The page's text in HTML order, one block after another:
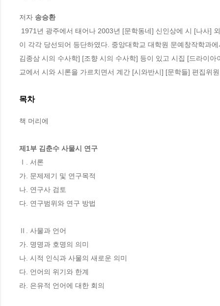
저자 송승환
이 각각 당선되어 등단하였다. 중앙대학교 대학원 문예창작학과
김종삼 시의 수사학] [조향 시의 수사학] 등이 있고 시집 [드라이
교에서 시와 시론을 가르치면서 계간 [시와반시] [문학들] 편집위
목차
책 머리에
제1부 김춘수 사물시 연구
Ⅰ. 서론
가. 문제제기 및 연구목적
나. 연구사 검토
다. 연구범위와 연구 방법
Ⅱ. 사물과 언어
가. 명명과 호명의 의미
나. 시적 인식과 사물의 새로운 의미
다. 언어의 위기와 한계
라. 은유적 언어에 대한 회의